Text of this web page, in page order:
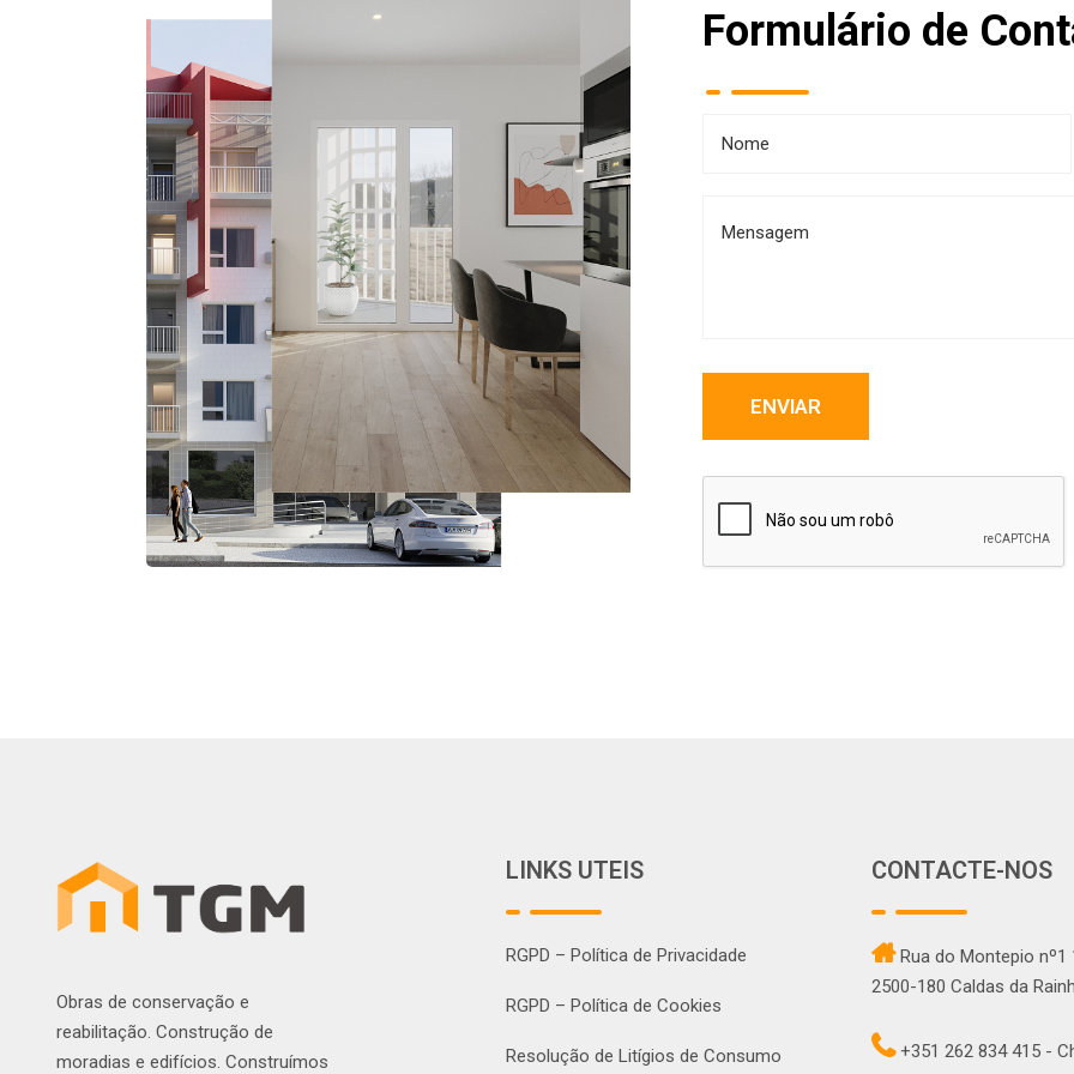
Formulário de
Obras de conservação e
reabilitação. Construção de
moradias e edifícios. Construímos
LINKS UTEIS
RGPD – Política de Privacidade
RGPD – Política de Cookies
Resolução de Litígios de Consumo
CONTACTE-NOS
Rua do Montepio nº1
2500-180 Caldas da
+351 262 834 415 -